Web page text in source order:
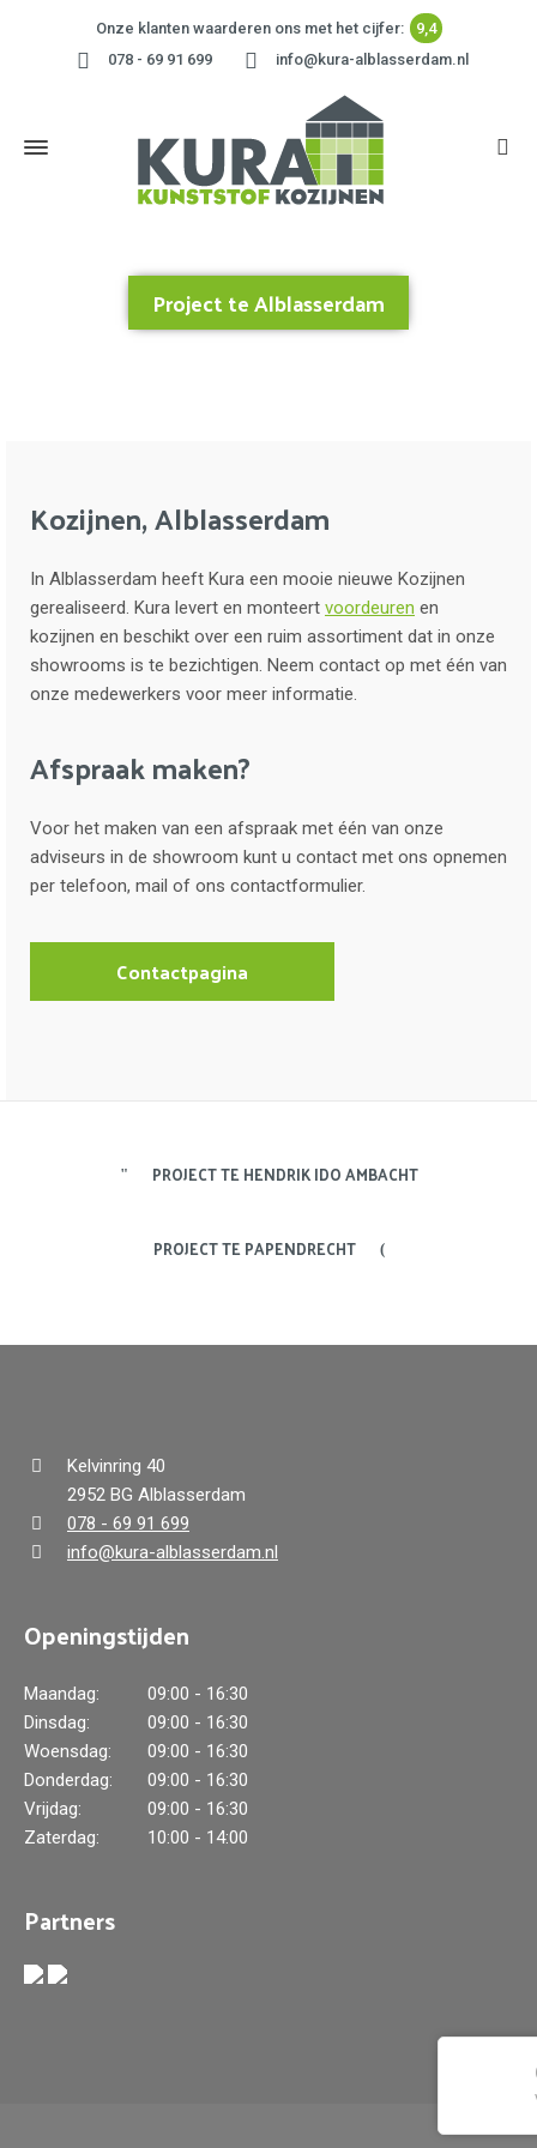
Onze klanten waarderen ons met het cijfer:
9,4
078 - 69 91 699
info@kura-alblasserdam.nl
Project te Alblasserdam
Kozijnen, Alblasserdam
In Alblasserdam heeft Kura een mooie nieuwe Kozijnen
gerealiseerd. Kura levert en monteert voordeuren en
kozijnen en beschikt over een ruim assortiment dat in onze
showrooms is te bezichtigen. Neem contact op met één van
onze medewerkers voor meer informatie.
Afspraak maken?
Voor het maken van een afspraak met één van onze
adviseurs in de showroom kunt u contact met ons opnemen
per telefoon, mail of ons contactformulier.
Contactpagina
PROJECT TE HENDRIK IDO AMBACHT
PROJECT TE PAPENDRECHT
Kelvinring 40
2952 BG Alblasserdam
078 - 69 91 699
info@kura-alblasserdam.nl
Openingstijden
Maandag:
09:00 - 16:30
Dinsdag:
09:00 - 16:30
Woensdag:
09:00 - 16:30
Donderdag:
09:00 - 16:30
Vrijdag:
09:00 - 16:30
Zaterdag:
10:00 - 14:00
Partners